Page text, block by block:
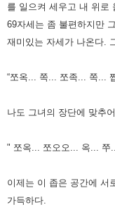
를 일으켜 세우고 내 위로
69자세는 좀 불편하지만
재미있는 자세가 나온다.
“쪼옥... 쪽... 쪼족... 쪽...
나도 그녀의 장단에 맞추
" 쪼옥... 쪼오오... 옥...
이제는 이 좁은 공간에 서
가득하다.